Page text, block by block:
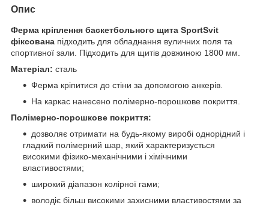
Опис
Ферма кріплення баскетбольного щита SportSvit
фіксована підходить для обладнання вуличних поля та
спортивної зали. Підходить для щитів довжиною 1800 мм.
Матеріал: сталь
Ферма кріпитися до стіни за допомогою анкерів.
На каркас нанесено полімерно-порошкове покриття.
Полімерно-порошкове покриття:
дозволяє отримати на будь-якому виробі однорідний і
гладкий полімерний шар, який характеризується
високими фізико-механічними і хімічними
властивостями;
широкий діапазон колірної гами;
володіє більш високими захисними властивостями за